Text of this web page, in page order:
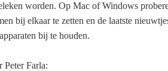
worden. Op Mac of Windows
bij elkaar te zetten en de laatste
bij te houden.
Peter Farla: